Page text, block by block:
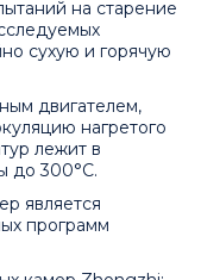
на старение
сухую и горячую
двигателем,
нагретого
лежит в
до 300°C.
является
программ